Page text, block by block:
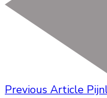
Previous Article